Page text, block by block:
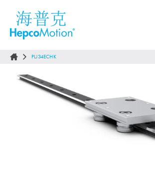
PLJ34ECHK